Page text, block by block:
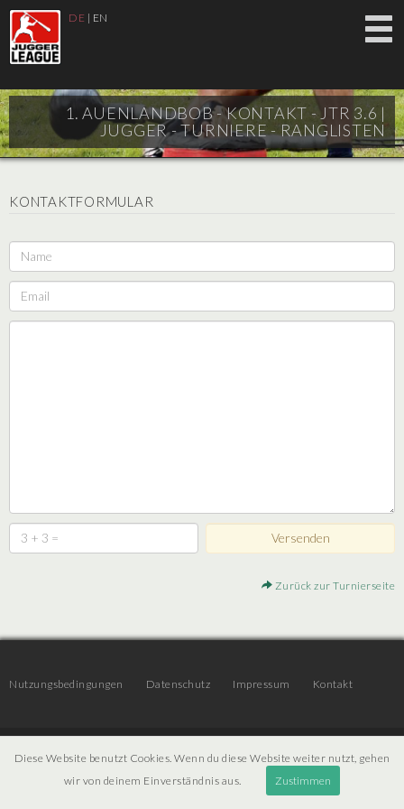
DE | EN
1. AUENLANDBOB - KONTAKT - JTR 3.6 |
JUGGER - TURNIERE - RANGLISTEN
KONTAKTFORMULAR
Zurück zur Turnierseite
Nutzungsbedingungen Datenschutz Impressum Kontakt
Diese Website benutzt Cookies. Wenn du diese Website weiter nutzt, gehen
wir von deinem Einverständnis aus.
Zustimmen